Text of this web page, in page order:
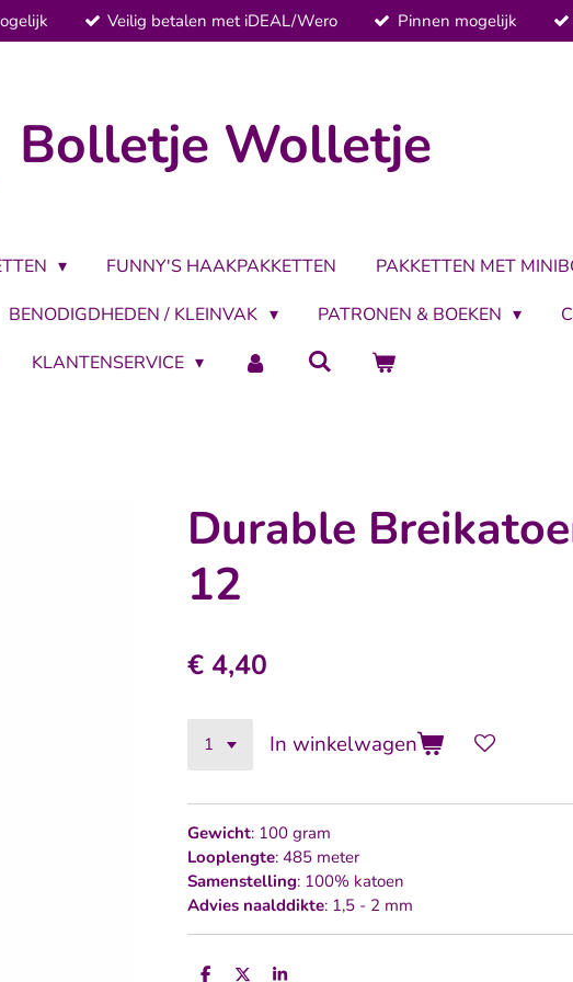
Veilig betalen met iDEAL/Wero Pinnen mogelijk
Bolletje Wolletje
FUNNY'S HAAKPAKKETTEN
PAKKETTEN MET
BENODIGDHEDEN / KLEINVAK PATRONEN & BOEKEN
KLANTENSERVICE
Durable
12
€ 4,40
In winkelwagen
Gewicht: 100 gram
Looplengte: 485 meter
Samenstelling: 100% katoen
Advies naalddikte: 1,5 - 2 mm